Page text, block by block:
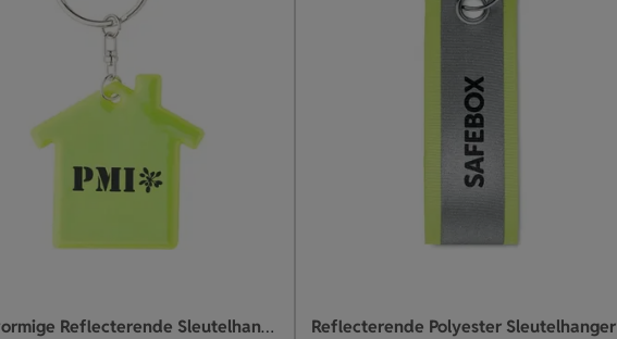
Huisvormige Reflecterende Sleutelhanger
Reflecterende Polyester Sleutelhanger